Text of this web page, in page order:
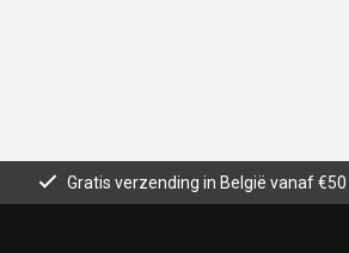
Gratis verzending in België vanaf €50